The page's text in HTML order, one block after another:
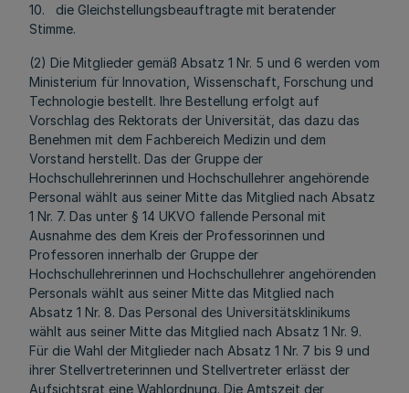
10. die Gleichstellungsbeauftragte mit beratender
Stimme.
(2) Die Mitglieder gemäß Absatz 1 Nr. 5 und 6 werden vom
Ministerium für Innovation, Wissenschaft, Forschung und
Technologie bestellt. Ihre Bestellung erfolgt auf
Vorschlag des Rektorats der Universität, das dazu das
Benehmen mit dem Fachbereich Medizin und dem
Vorstand herstellt. Das der Gruppe der
Hochschullehrerinnen und Hochschullehrer angehörende
Personal wählt aus seiner Mitte das Mitglied nach Absatz
1 Nr. 7. Das unter § 14 UKVO fallende Personal mit
Ausnahme des dem Kreis der Professorinnen und
Professoren innerhalb der Gruppe der
Hochschullehrerinnen und Hochschullehrer angehörenden
Personals wählt aus seiner Mitte das Mitglied nach
Absatz 1 Nr. 8. Das Personal des Universitätsklinikums
wählt aus seiner Mitte das Mitglied nach Absatz 1 Nr. 9.
Für die Wahl der Mitglieder nach Absatz 1 Nr. 7 bis 9 und
ihrer Stellvertreterinnen und Stellvertreter erlässt der
Aufsichtsrat eine Wahlordnung. Die Amtszeit der